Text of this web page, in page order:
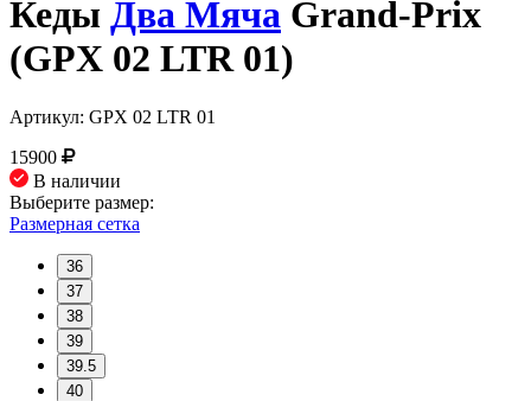
Кеды Два Мяча Grand-Prix
(GPX 02 LTR 01)
Артикул: GPX 02 LTR 01
15900
В наличии
Выберите размер:
Размерная сетка
36
37
38
39
39.5
40